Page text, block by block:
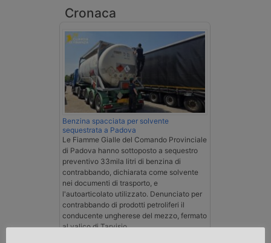
Cronaca
Benzina spacciata per solvente
sequestrata a Padova
Le Fiamme Gialle del Comando Provinciale
di Padova hanno sottoposto a sequestro
preventivo 33mila litri di benzina di
contrabbando, dichiarata come solvente
nei documenti di trasporto, e
l'autoarticolato utilizzato. Denunciato per
contrabbando di prodotti petroliferi il
conducente ungherese del mezzo, fermato
al valico di Tarvisio.